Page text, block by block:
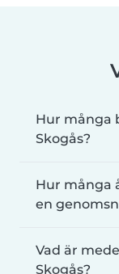
Hur många
Skogås?
Hur många
en
Vad är
Skogås?